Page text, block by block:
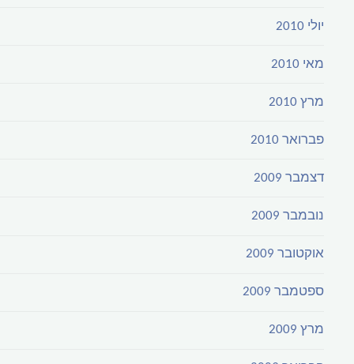
יולי 2010
מאי 2010
מרץ 2010
פברואר 2010
דצמבר 2009
נובמבר 2009
אוקטובר 2009
ספטמבר 2009
מרץ 2009